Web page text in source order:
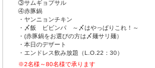
③サムギョプサル
④赤豚鍋
・ヤンニョンチキン
・〆飯 ビビンパ ～〆はやっぱりこれ！～
・(赤豚鍋をお選びの方は〆麺サリ麺）
・本日のデザート
・エンドレス飲み放題（L.O.22：30）
※2名様～80名様で承ります